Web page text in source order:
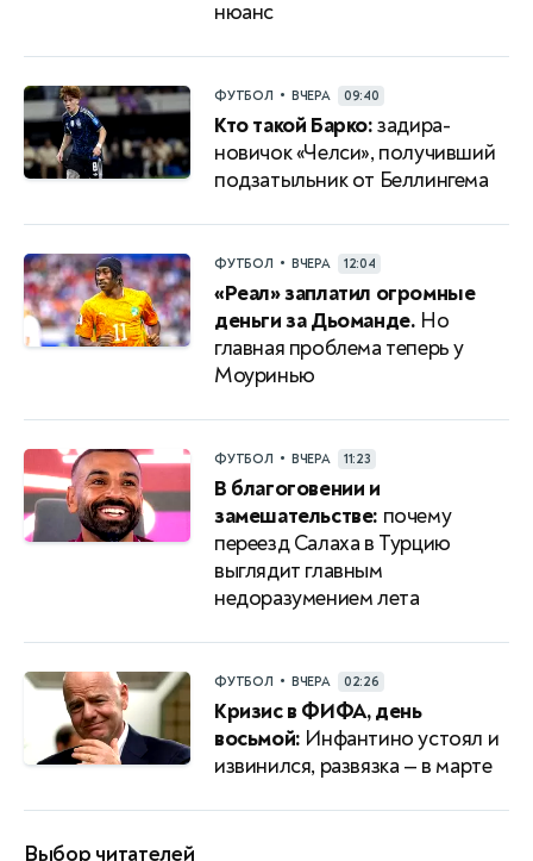
нюанс
ФУТБОЛ • ВЧЕРА 09:40
Кто такой Барко:задира-
новичок «Челси», получивший
подзатыльник от Беллингема
ФУТБОЛ • ВЧЕРА 12:04
«Реал» заплатил огромные
деньги за Дьоманде. Но
главная проблема теперь у
Моуринью
ФУТБОЛ • ВЧЕРА 11:23
В благоговении и
замешательстве: почему
переезд Салаха в Турцию
выглядит главным
недоразумением лета
ФУТБОЛ • ВЧЕРА 02:26
Кризис в ФИФА, день
восьмой: Инфантино устоял и
извинился, развязка — в марте
Выбор читателей